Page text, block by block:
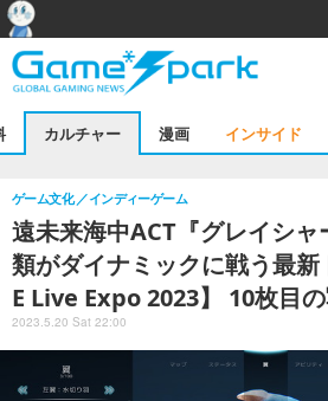
カルチャー 漫画 インサイド
遠未来海中ACT『グレイシ
類がダイナミックに戦う最
E Live Expo 2023】 10枚目
ゲーム文化 インディーゲーム
2023.5.20 Sat 22:00